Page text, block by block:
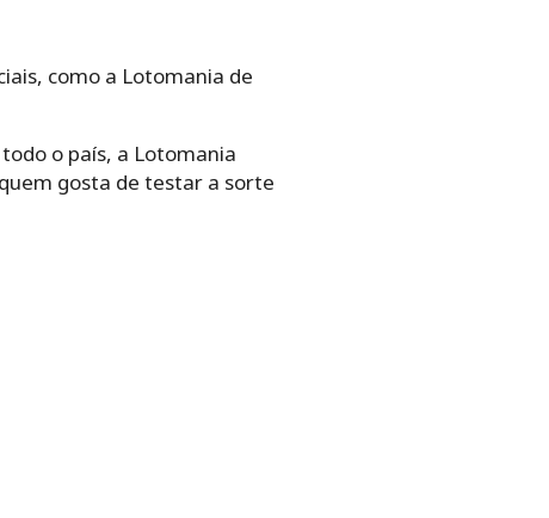
como a Lotomania de
o país, a Lotomania
gosta de testar a sorte